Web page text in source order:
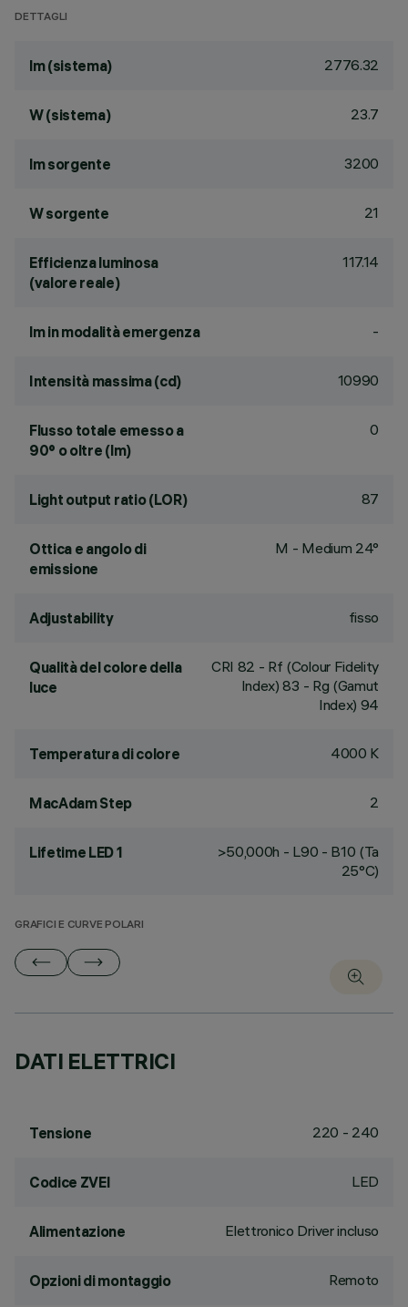
DETTAGLI
lm (sistema) 2776.32
W (sistema) 23.7
lm sorgente 3200
W sorgente 21
Efficienza luminosa
(valore reale)
117.14
lm in modalità emergenza -
Intensità massima (cd) 10990
Flusso totale emesso a
90° o oltre (lm)
0
Light output ratio (LOR) 87
Ottica e angolo di
emissione
M - Medium 24°
Adjustability fisso
Qualità del colore della
luce
CRI 82 - Rf (Colour Fidelity
Index) 83 - Rg (Gamut
Index) 94
Temperatura di colore 4000 K
MacAdam Step 2
Lifetime LED 1
>50,000h - L90 - B10 (Ta
25°C)
GRAFICI E CURVE POLARI
DATI ELETTRICI
Tensione 220 - 240
Codice ZVEI LED
Alimentazione Elettronico Driver incluso
Opzioni di montaggio Remoto